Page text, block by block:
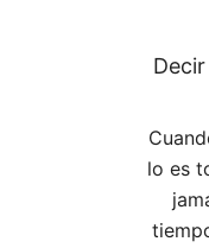
lo es